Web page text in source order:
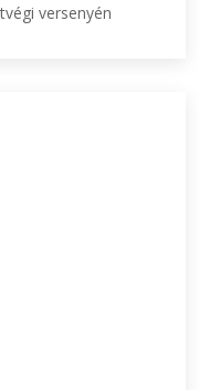
versenyén